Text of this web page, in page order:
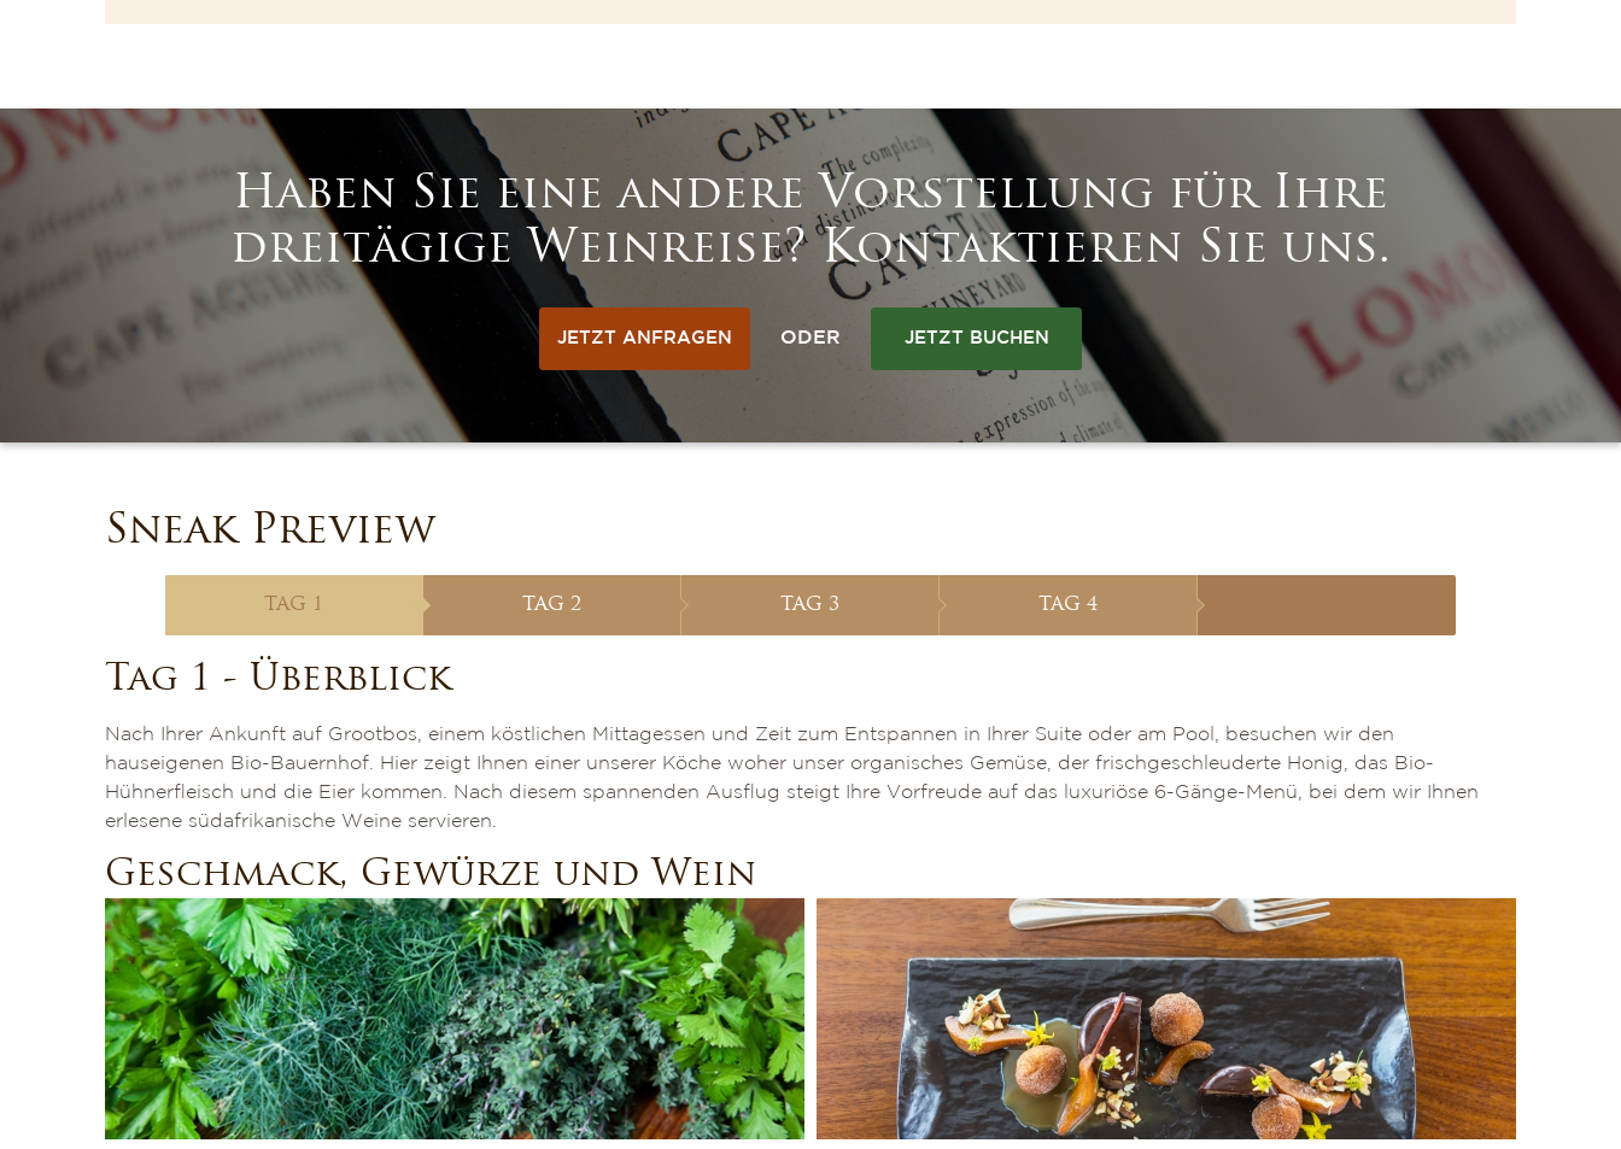
Haben Sie eine andere Vorstellung für Ihre
dreitägige Weinreise? Kontaktieren Sie uns.
JETZT ANFRAGEN ODER JETZT BUCHEN
Sneak Preview
TAG 1 TAG 2 TAG 3 TAG 4
Tag 1 - Überblick
Nach Ihrer Ankunft auf Grootbos, einem köstlichen Mittagessen und Zeit zum Entspannen in Ihrer Suite oder am Pool, besuchen wir den
hauseigenen Bio-Bauernhof. Hier zeigt Ihnen einer unserer Köche woher unser organisches Gemüse, der frischgeschleuderte Honig, das Bio-
Hühnerfleisch und die Eier kommen. Nach diesem spannenden Ausflug steigt Ihre Vorfreude auf das luxuriöse 6-Gänge-Menü, bei dem wir Ihnen
erlesene südafrikanische Weine servieren.
Geschmack, Gewürze und Wein